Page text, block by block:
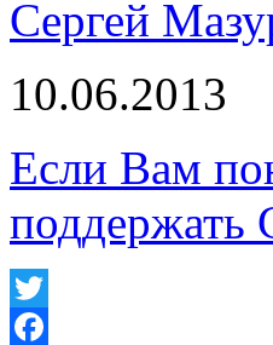
Сергей
10.06.2013
Если Вам
поддержать
Twitter